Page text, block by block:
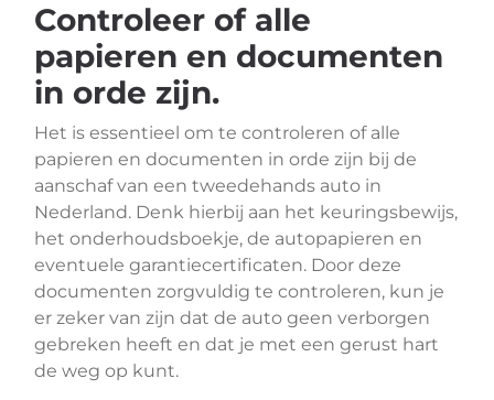
Controleer of alle
papieren en documenten
in orde zijn.
Het is essentieel om te controleren of alle
papieren en documenten in orde zijn bij de
aanschaf van een tweedehands auto in
Nederland. Denk hierbij aan het keuringsbewijs,
het onderhoudsboekje, de autopapieren en
eventuele garantiecertificaten. Door deze
documenten zorgvuldig te controleren, kun je
er zeker van zijn dat de auto geen verborgen
gebreken heeft en dat je met een gerust hart
de weg op kunt.